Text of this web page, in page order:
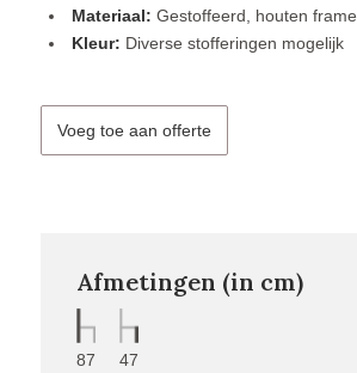
Materiaal: Gestoffeerd, houten frame
Kleur: Diverse stofferingen mogelijk
Voeg toe aan offerte
Afmetingen (in cm)
87 47